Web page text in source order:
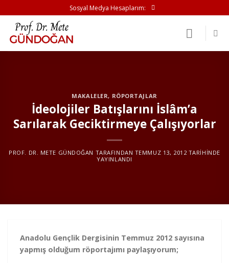
atla
Sosyal Medya Hesaplarım:
MAKALELER, RÖPORTAJLAR
İdeolojiler Batışlarını İslâm’a
Sarılarak Geciktirmeye Çalışıyorlar
PROF. DR. METE GÜNDOĞAN TARAFINDAN TEMMUZ 13, 2012 TARIHINDE
YAYINLANDI
Anadolu Gençlik Dergisinin Temmuz 2012 sayısına
yapmış olduğum röportajımı paylaşıyorum;